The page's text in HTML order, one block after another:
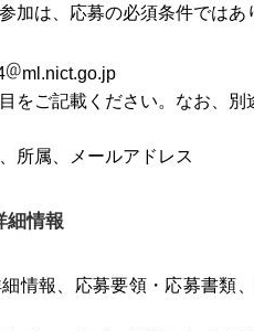
加は、応募の必須条件ではあ
ml.nict.go.jp
をご記載ください。なお、
所属、メールアドレス
細情報
情報、応募要領・応募書類